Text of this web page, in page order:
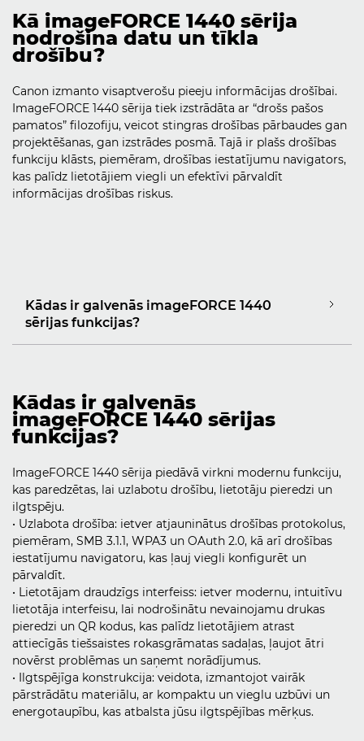
Kā imageFORCE 1440 sērija
nodrošina datu un tīkla
drošību?
Canon izmanto visaptverošu pieeju informācijas drošībai.
ImageFORCE 1440 sērija tiek izstrādāta ar “drošs pašos
pamatos” filozofiju, veicot stingras drošības pārbaudes gan
projektēšanas, gan izstrādes posmā. Tajā ir plašs drošības
funkciju klāsts, piemēram, drošības iestatījumu navigators,
kas palīdz lietotājiem viegli un efektīvi pārvaldīt
informācijas drošības riskus.
Kādas ir galvenās imageFORCE 1440
sērijas funkcijas?
Kādas ir galvenās
imageFORCE 1440 sērijas
funkcijas?
ImageFORCE 1440 sērija piedāvā virkni modernu funkciju,
kas paredzētas, lai uzlabotu drošību, lietotāju pieredzi un
ilgtspēju.
• Uzlabota drošība: ietver atjauninātus drošības protokolus,
piemēram, SMB 3.1.1, WPA3 un OAuth 2.0, kā arī drošības
iestatījumu navigatoru, kas ļauj viegli konfigurēt un
pārvaldīt.
• Lietotājam draudzīgs interfeiss: ietver modernu, intuitīvu
lietotāja interfeisu, lai nodrošinātu nevainojamu drukas
pieredzi un QR kodus, kas palīdz lietotājiem atrast
attiecīgās tiešsaistes rokasgrāmatas sadaļas, ļaujot ātri
novērst problēmas un saņemt norādījumus.
• Ilgtspējīga konstrukcija: veidota, izmantojot vairāk
pārstrādātu materiālu, ar kompaktu un vieglu uzbūvi un
energotaupību, kas atbalsta jūsu ilgtspējības mērķus.